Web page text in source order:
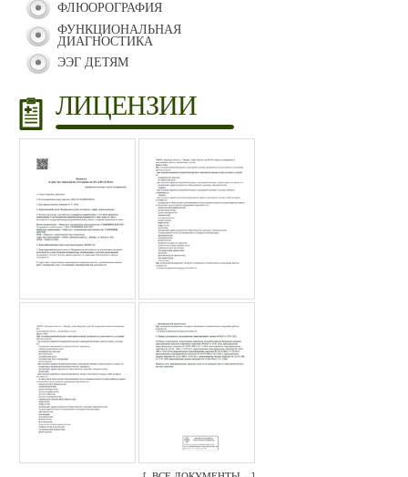
ФЛЮОРОГРАФИЯ
ФУНКЦИОНАЛЬНАЯ
ДИАГНОСТИКА
ЭЭГ ДЕТЯМ
ЛИЦЕНЗИИ